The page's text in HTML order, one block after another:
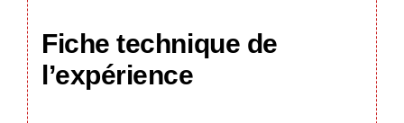
Fiche technique de
l’expérience